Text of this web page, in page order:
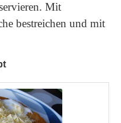
Mit
bestreichen und mit